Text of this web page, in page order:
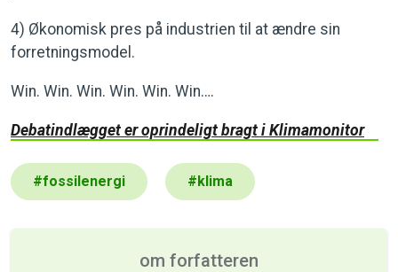
4) Økonomisk pres på industrien til at ændre sin
forretningsmodel.
Win. Win. Win. Win. Win. Win….
Debatindlægget er oprindeligt bragt i Klimamonitor
#fossilenergi #klima
om forfatteren